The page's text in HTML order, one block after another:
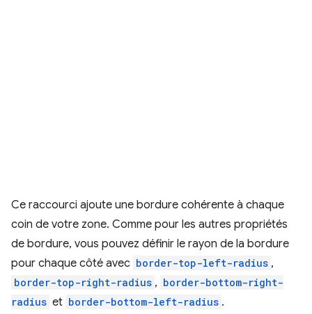
Ce raccourci ajoute une bordure cohérente à chaque
coin de votre zone. Comme pour les autres propriétés
de bordure, vous pouvez définir le rayon de la bordure
pour chaque côté avec border-top-left-radius ,
border-top-right-radius , border-bottom-right-
radius et border-bottom-left-radius .